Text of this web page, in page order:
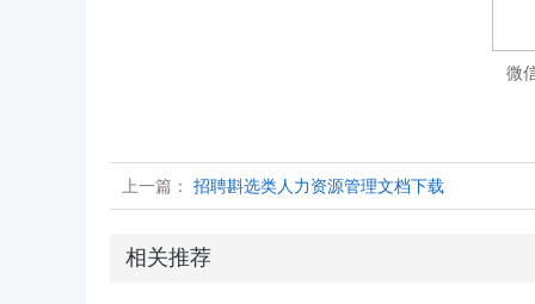
微
上一篇： 招聘斟选类人力资源管理文档下载
相关推荐